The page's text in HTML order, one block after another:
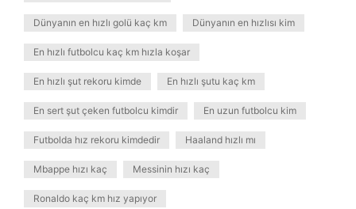
Dünyanın en hızlı golü kaç km Dünyanın en hızlısı kim
En hızlı futbolcu kaç km hızla koşar
En hızlı şut rekoru kimde En hızlı şutu kaç km
En sert şut çeken futbolcu kimdir En uzun futbolcu kim
Futbolda hız rekoru kimdedir Haaland hızlı mı
Mbappe hızı kaç Messinin hızı kaç
Ronaldo kaç km hız yapıyor